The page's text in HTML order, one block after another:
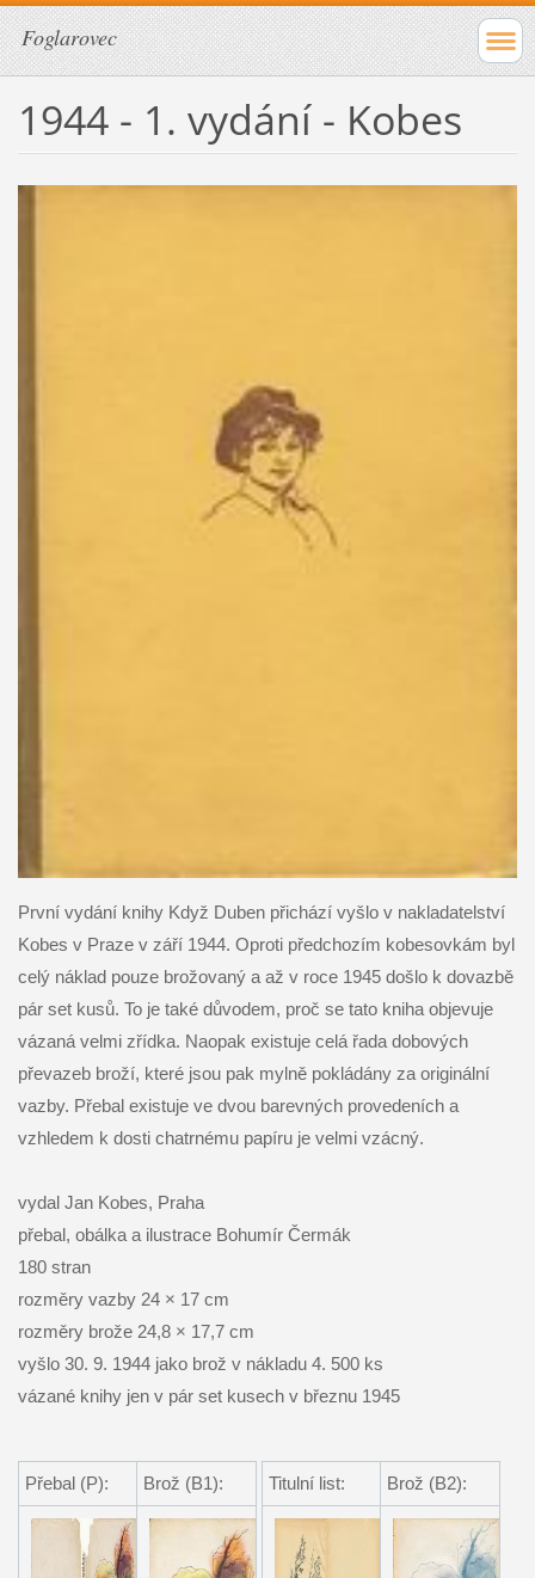
Foglarovec
1944 - 1. vydání - Kobes
První vydání knihy Když Duben přichází vyšlo v nakladatelství
Kobes v Praze v září 1944. Oproti předchozím kobesovkám byl
celý náklad pouze brožovaný a až v roce 1945 došlo k dovazbě
pár set kusů. To je také důvodem, proč se tato kniha objevuje
vázaná velmi zřídka. Naopak existuje celá řada dobových
převazeb broží, které jsou pak mylně pokládány za originální
vazby. Přebal existuje ve dvou barevných provedeních a
vzhledem k dosti chatrnému papíru je velmi vzácný.
vydal Jan Kobes, Praha
přebal, obálka a ilustrace Bohumír Čermák
180 stran
rozměry vazby 24 × 17 cm
rozměry brože 24,8 × 17,7 cm
vyšlo 30. 9. 1944 jako brož v nákladu 4. 500 ks
vázané knihy jen v pár set kusech v březnu 1945
Přebal (P): Brož (B1): Titulní list: Brož (B2):